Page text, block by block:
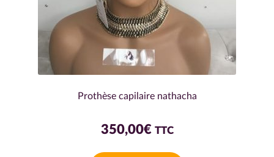
Prothèse capilaire nathacha
350,00€ TTC